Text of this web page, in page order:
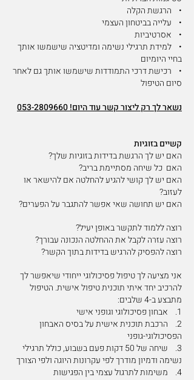
• הרגשת הקלה
• עלייה בביטחון העצמי
• אסרטיביות
• למידת תרגילי נשימה ומדיטציה שישמשו אותך
בחיי היומיום
• רכישת דרכי התמודדות שישמשו אותך גם לאחר
סיום הטיפול
נשאר לך רק ליצור קשר עוד היום!053-2809660
קשיים בזוגיות
האם יש לך הרגשת בדידות בזוגיות שלך?
האם כל שיחה מסתיימת בריב?
האם יש לך קושי להגיע להחלטה אם להישאר או
לעזוב?
האם יש תחושה שאי אפשר להתגבר על הפערים?
רוצה ללמוד לתקשר באופן יעיל?
רוצה עזרה לקבל את ההחלטה הנכונה עבורך?
רוצה להפסיק להרגיש בדידות בתוך הקשר?
אני מציעה לך טיפול פסיכולוגי ייחודי שיאפשר לך
להרכיב יחד איתי תוכנית טיפול אישית. הטיפול
מתבצע ב-4 שלבים:
1. אבחון פסיכולוגי וגופני אישי
2. הרכבת תוכנית אישית על בסיס האבחון
הפסיכולוגי-גופני
3. שיחה של 50 דקות פעם בשבוע, כולל תרגילי
נשימה ודמיון מודרך לפי עקרונות היוגה ולפי הצורך
4. משימות לתרגול עצמי בין הפגישות